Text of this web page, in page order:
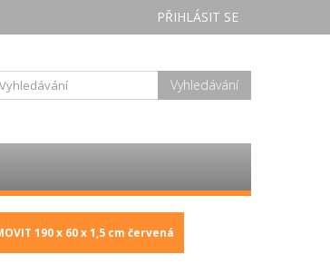
PŘIHLÁSIT SE
Vyhledávání
190 x 60 x 1,5 cm červená